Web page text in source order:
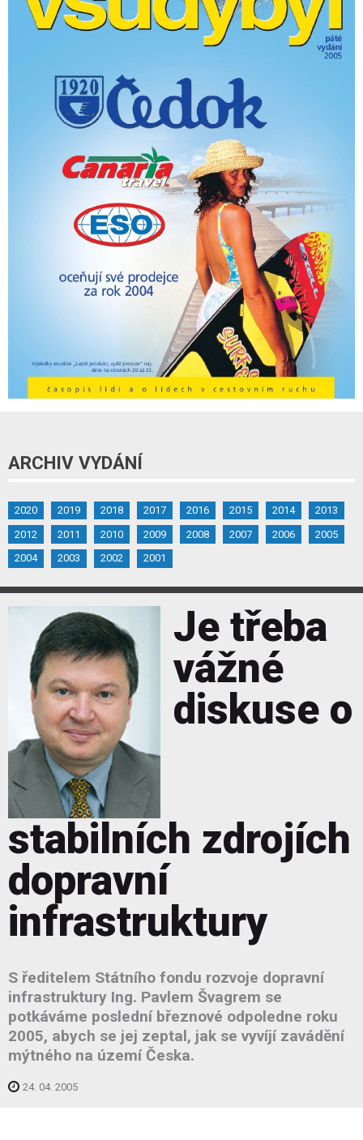
ARCHIV VYDÁNÍ
2020 2019 2018 2017 2016 2015 2014
2013
2012
2011 2010 2009 2008 2007 2006
2005
2004
2003 2002 2001
Je třeba
vážné
diskuse o
stabilních zdrojích
dopravní
infrastruktury
S ředitelem Státního fondu rozvoje dopravní
infrastruktury Ing. Pavlem Švagrem se
potkáváme poslední březnové odpoledne roku
2005, abych se jej zeptal, jak se vyvíjí zavádění
mýtného na území Česka.
24. 04. 2005